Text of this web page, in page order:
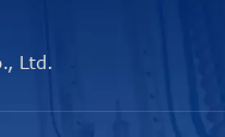
Ltd.